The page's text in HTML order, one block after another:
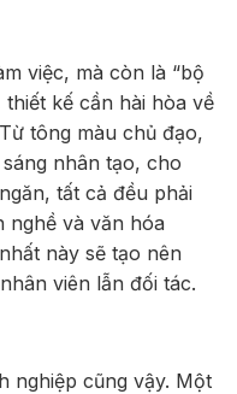
việc, mà còn là “bộ
thiết kế cần hài hòa về
tông màu chủ đạo,
nhân tạo, cho
tất cả đều phải
nghề và văn hóa
này sẽ tạo nên
viên lẫn đối tác.
nghiệp cũng vậy. Một